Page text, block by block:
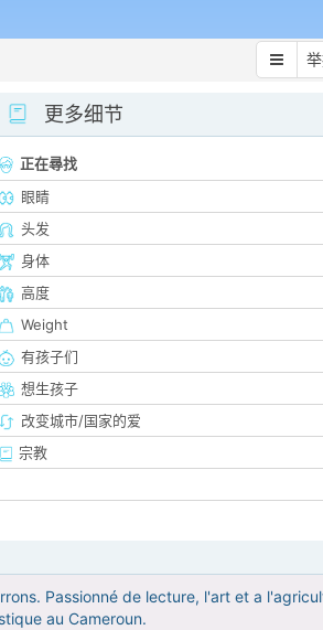
更多细节
正在尋找
眼睛
头发
身体
高度
Weight
有孩子们
想生孩子
改变城市/国家的爱
宗教
Passionné de lecture, l'art et a
au Cameroun.